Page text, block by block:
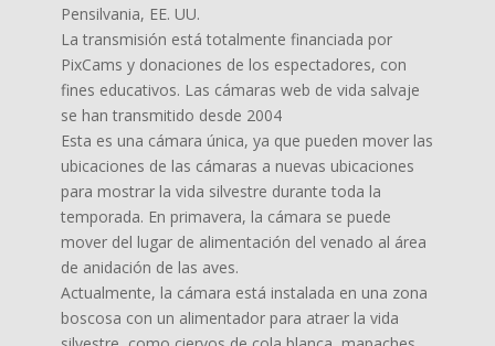
Pensilvania, EE. UU.
La transmisión está totalmente financiada por
PixCams y donaciones de los espectadores, con
fines educativos. Las cámaras web de vida salvaje
se han transmitido desde 2004
Esta es una cámara única, ya que pueden mover las
ubicaciones de las cámaras a nuevas ubicaciones
para mostrar la vida silvestre durante toda la
temporada. En primavera, la cámara se puede
mover del lugar de alimentación del venado al área
de anidación de las aves.
Actualmente, la cámara está instalada en una zona
boscosa con un alimentador para atraer la vida